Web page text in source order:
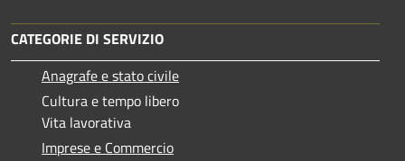
CATEGORIE DI SERVIZIO
Anagrafe e stato civile
Cultura e tempo libero
Vita lavorativa
Imprese e Commercio